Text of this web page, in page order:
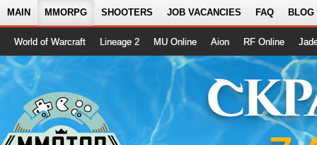
MAIN MMORPG SHOOTERS JOB VACANCIES FAQ BLOG
World of Warcraft Lineage 2 MU Online Aion RF Online